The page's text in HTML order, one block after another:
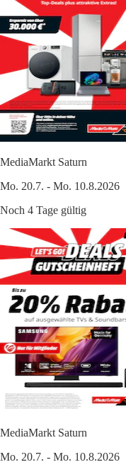
MediaMarkt Saturn
Mo. 20.7. - Mo. 10.8.2026
Noch 4 Tage gültig
MediaMarkt Saturn
Mo. 20.7. - Mo. 10.8.2026